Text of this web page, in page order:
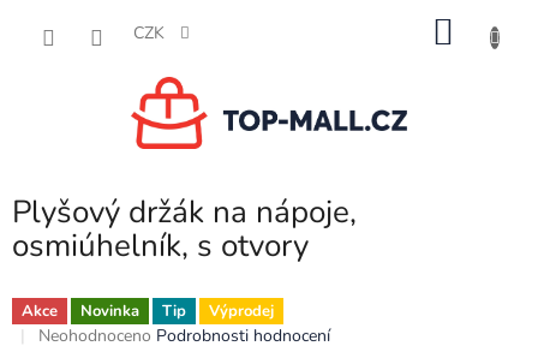
CZK
Plyšový držák na nápoje,
osmiúhelník, s otvory
Akce Novinka Tip Výprodej
Průměrné
Neohodnoceno Podrobnosti hodnocení